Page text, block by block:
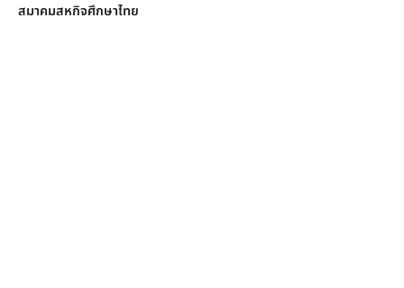
สมาคมสหกิจศึกษาไทย